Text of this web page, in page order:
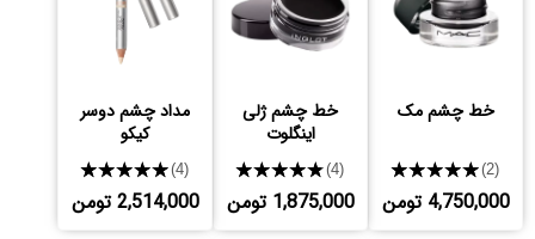
خط چشم مک
★★★★★(2)
4,750,000 تومن
خط چشم ژلی
اینگلوت
★★★★★(4)
1,875,000 تومن
مداد چشم دوسر
کیکو
★★★★★(4)
2,514,000 تومن